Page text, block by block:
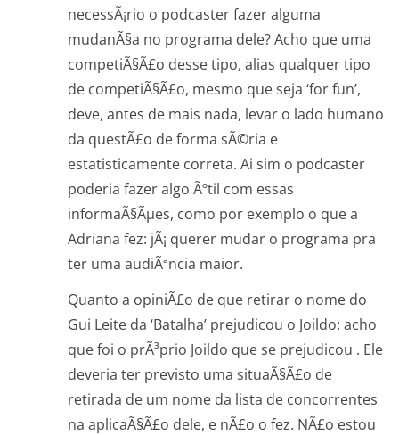
necessÃ¡rio o podcaster fazer alguma
mudanÃ§a no programa dele? Acho que uma
competiÃ§Ã£o desse tipo, alias qualquer tipo
de competiÃ§Ã£o, mesmo que seja ‘for fun’,
deve, antes de mais nada, levar o lado humano
da questÃ£o de forma sÃ©ria e
estatisticamente correta. Ai sim o podcaster
poderia fazer algo Ãºtil com essas
informaÃ§Ãµes, como por exemplo o que a
Adriana fez: jÃ¡ querer mudar o programa pra
ter uma audiÃªncia maior.
Quanto a opiniÃ£o de que retirar o nome do
Gui Leite da ‘Batalha’ prejudicou o Joildo: acho
que foi o prÃ³prio Joildo que se prejudicou . Ele
deveria ter previsto uma situaÃ§Ã£o de
retirada de um nome da lista de concorrentes
na aplicaÃ§Ã£o dele, e nÃ£o o fez. NÃ£o estou